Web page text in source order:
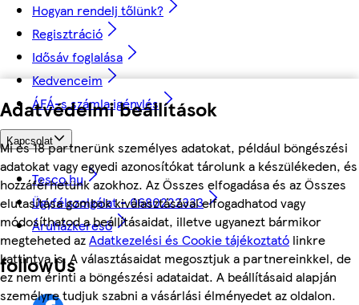
Adatvédelmi beállítások
Mi és 18 partnerünk személyes adatokat, például böngészési
adatokat vagy egyedi azonosítókat tárolunk a készülékeden, és
hozzáférhetünk azokhoz. Az Összes elfogadása és az Összes
elutasítása gombok kiválasztásával elfogadhatod vagy
módosíthatod a beállításaidat, illetve ugyanezt bármikor
megteheted azAdatkezelési és Cookie tájékoztató linkre
kattintva is. A választásaidat megosztjuk a partnereinkkel, de
ez nem érinti a böngészési adataidat. A beállításaid alapján
személyre tudjuk szabni a vásárlási élményedet az oldalon.
Hogyan rendelj tőlünk?
Regisztráció
Idősáv foglalása
Kedvenceim
ÁFÁ-s számla igénylés
Kapcsolat
Tesco.hu
Ügyfélszolgálat - 0680222333
Áruházkereső
followUs